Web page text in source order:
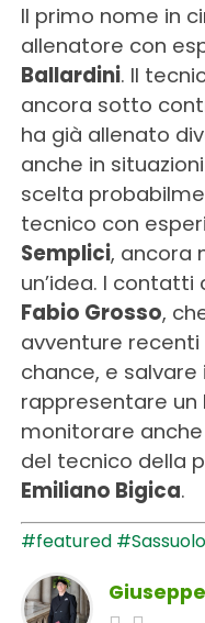
Il primo nome in
allenatore con
Ballardini. Il
ancora sotto
ha già allenato
anche in
scelta
tecnico con
Semplici, ancora
un’idea. I
Fabio Grosso,
avventure recenti
chance, e
rappresentare un
monitorare
del tecnico della
Emiliano Bigica.
#featured #Sassuolo